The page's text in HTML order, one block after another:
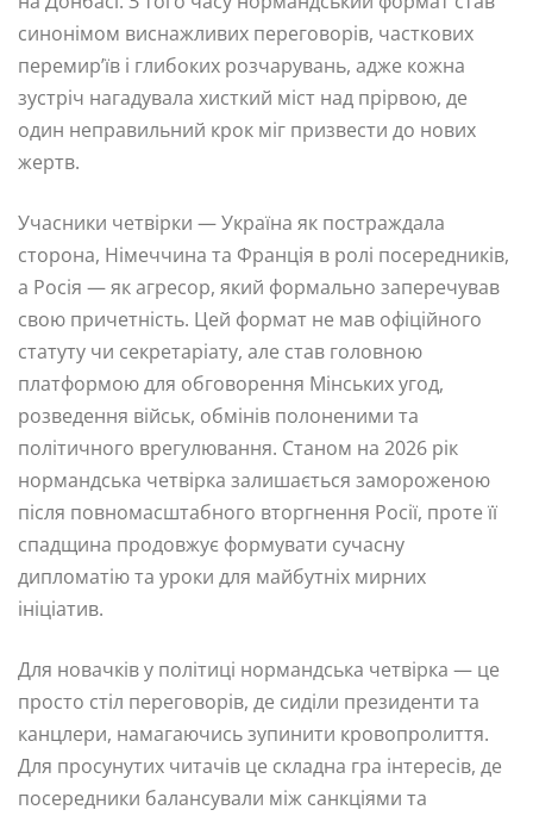
синонімом виснажливих переговорів, часткових
перемир’їв і глибоких розчарувань, адже кожна
зустріч нагадувала хисткий міст над прірвою, де
один неправильний крок міг призвести до нових
жертв.
Учасники четвірки — Україна як постраждала
сторона, Німеччина та Франція в ролі посередників,
а Росія — як агресор, який формально заперечував
свою причетність. Цей формат не мав офіційного
статуту чи секретаріату, але став головною
платформою для обговорення Мінських угод,
розведення військ, обмінів полоненими та
політичного врегулювання. Станом на 2026 рік
нормандська четвірка залишається замороженою
після повномасштабного вторгнення Росії, проте її
спадщина продовжує формувати сучасну
дипломатію та уроки для майбутніх мирних
ініціатив.
Для новачків у політиці нормандська четвірка — це
просто стіл переговорів, де сиділи президенти та
канцлери, намагаючись зупинити кровопролиття.
Для просунутих читачів це складна гра інтересів, де
посередники балансували між санкціями та